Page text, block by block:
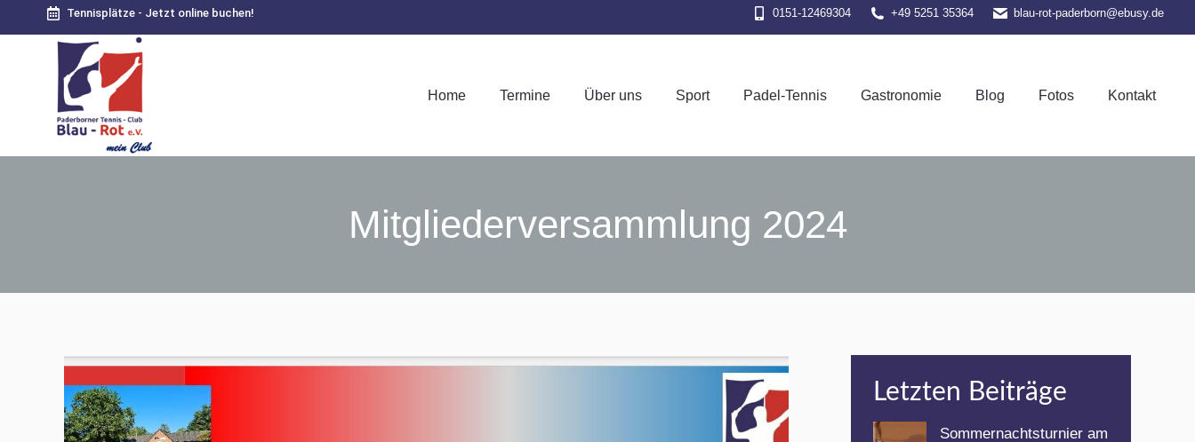
Tennisplätze - Jetzt online buchen! 0151-12469304 +49 5251 35364 blau-rot-paderborn@ebusy.de
Home Termine Über uns Sport Padel-Tennis Gastronomie Blog Fotos Kontakt
Mitgliederversammlung 2024
Letzten Beiträge
Sommernachtsturnier am